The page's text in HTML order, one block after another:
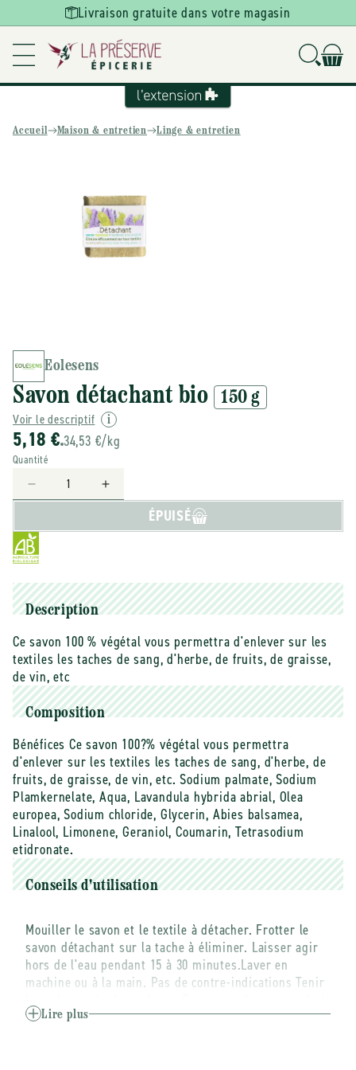
Ignorer et
passer au Livraison gratuite dans votre magasin
Accueil Maison & entretien Linge & entretien
Eolesens
Savon détachant bio 150 g
Voir le descriptif
5,18 € 34,53 €/kg
Quantité
Réduire
de
Eolesens
-
Savon
bio
-
150
g
Augmenter
quantité
-
Savon
bio
-
g
ÉPUISÉ
Description
Ce savon 100 % végétal vous permettra d'enlever sur les
textiles les taches de sang, d'herbe, de fruits, de graisse,
de vin, etc
Composition
Bénéfices Ce savon 100?% végétal vous permettra
d'enlever sur les textiles les taches de sang, d'herbe, de
fruits, de graisse, de vin, etc. Sodium palmate, Sodium
Plamkernelate, Aqua, Lavandula hybrida abrial, Olea
europea, Sodium chloride, Glycerin, Abies balsamea,
Linalool, Limonene, Geraniol, Coumarin, Tetrasodium
etidronate.
Conseils d'utilisation
Mouiller le savon et le textile à détacher. Frotter le
savon détachant sur la tache à éliminer. Laisser agir
hors de l'eau pendant 15 à 30 minutes.Laver en
machine ou à la main. Pas de contre-indications Tenir
sec et frais à l'abri de la chaleur. Fabricant Eolesens
Lire plus